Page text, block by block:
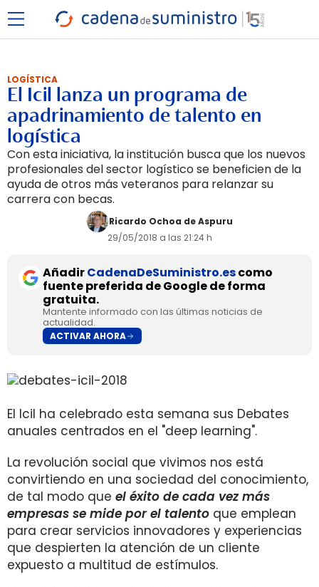
LOGÍSTICA
El Icil lanza un programa de
apadrinamiento de talento en
logística
Con esta iniciativa, la institución busca que los nuevos
profesionales del sector logístico se beneficien de la
ayuda de otros más veteranos para relanzar su
carrera con becas.
Ricardo Ochoa de Aspuru
29/05/2018 a las 21:24 h
AñadirCadenaDeSuministro.escomo
fuente preferida de Google de forma
gratuita.
Mantente informado con las últimas noticias de
actualidad.
ACTIVAR AHORA
El Icil ha celebrado esta semana sus Debates
anuales centrados en el "deep learning".
La revolución social que vivimos nos está
convirtiendo en una sociedad del conocimiento,
de tal modo que el éxito de cada vez más
empresas se mide por el talento que emplean
para crear servicios innovadores y experiencias
que despierten la atención de un cliente
expuesto a multitud de estímulos.